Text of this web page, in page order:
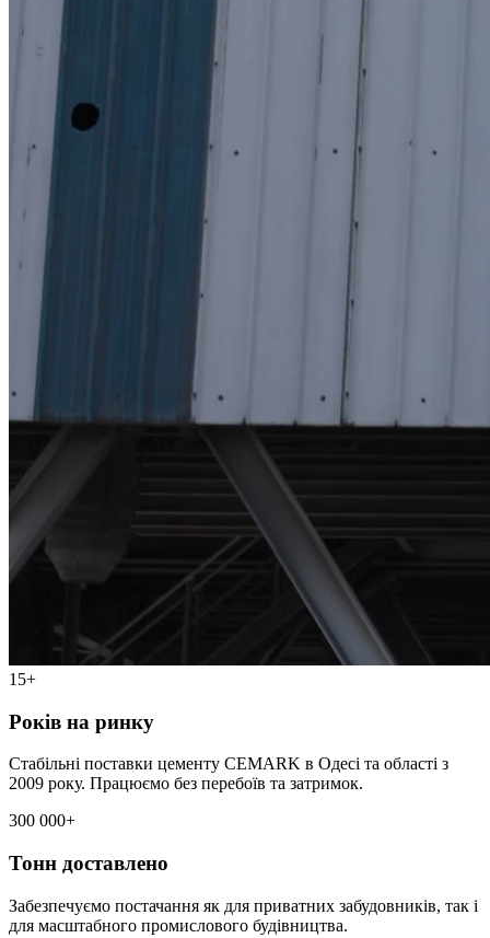
15+
Років на ринку
Стабільні поставки цементу CEMARK в Одесі та області з
2009 року. Працюємо без перебоїв та затримок.
300 000+
Тонн доставлено
Забезпечуємо постачання як для приватних забудовників, так і
для масштабного промислового будівництва.